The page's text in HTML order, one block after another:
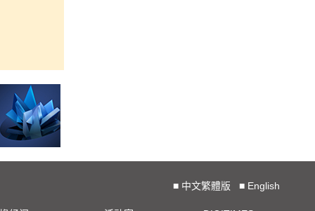
■ 中文繁體版 ■ English